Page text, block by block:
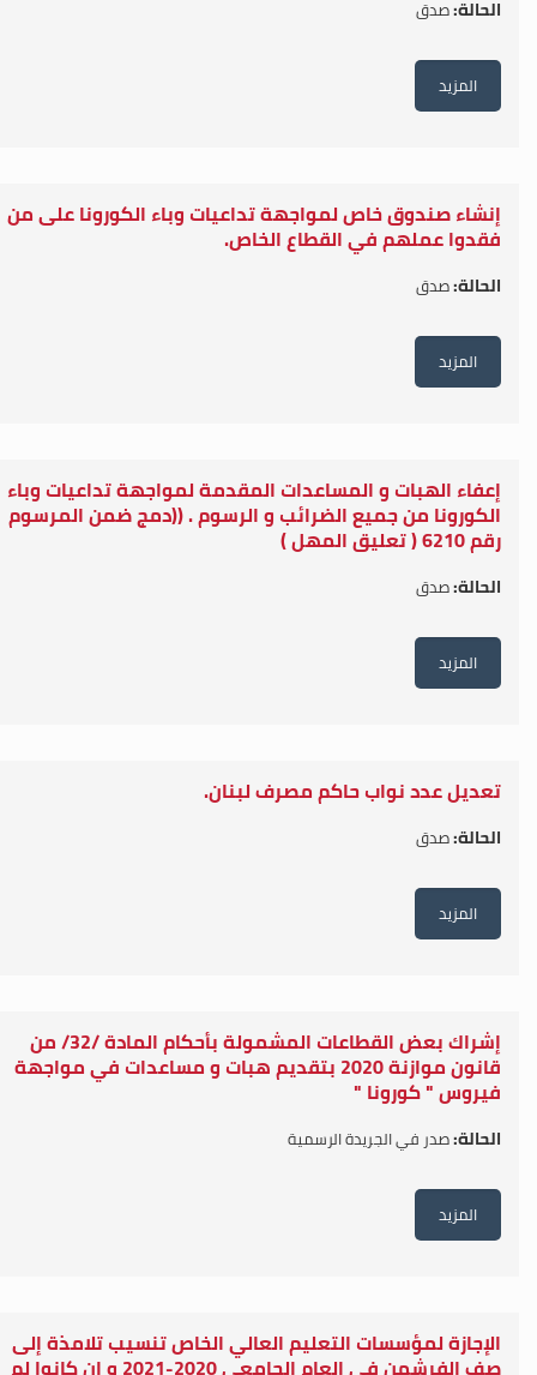
الحالة:صدق
المزيد
إنشاء صندوق خاص لمواجهة تداعيات وباء الكورونا على من
فقدوا عملهم في القطاع الخاص.
الحالة:صدق
المزيد
إعفاء الهبات و المساعدات المقدمة لمواجهة تداعيات وباء
الكورونا من جميع الضرائب و الرسوم . ((دمج ضمن المرسوم
رقم 6210 ( تعليق المهل )
الحالة:صدق
المزيد
تعديل عدد نواب حاكم مصرف لبنان.
الحالة:صدق
المزيد
إشراك بعض القطاعات المشمولة بأحكام المادة /32/ من
قانون موازنة 2020 بتقديم هبات و مساعدات في مواجهة
فيروس " كورونا "
الحالة:صدر في الجريدة الرسمية
المزيد
الإجازة لمؤسسات التعليم العالي الخاص تنسيب تلامذة إلى
صف الفرشمن في العام الجامعي 2020-2021 و إن كانوا لم